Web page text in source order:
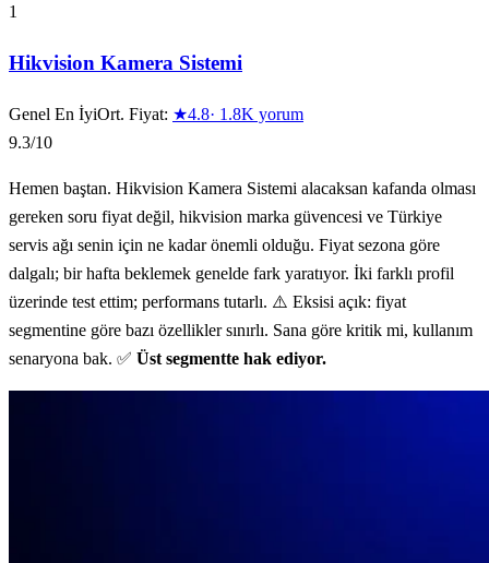
10
1
Hikvision Kamera Sistemi
Genel En İyiOrt. Fiyat: ★4.8· 1.8K yorum
9.3/10
Hemen baştan. Hikvision Kamera Sistemi alacaksan kafanda olması
gereken soru fiyat değil, hikvision marka güvencesi ve Türkiye
servis ağı senin için ne kadar önemli olduğu. Fiyat sezona göre
dalgalı; bir hafta beklemek genelde fark yaratıyor. İki farklı profil
üzerinde test ettim; performans tutarlı. ⚠️ Eksisi açık: fiyat
segmentine göre bazı özellikler sınırlı. Sana göre kritik mi, kullanım
senaryona bak. ✅ Üst segmentte hak ediyor.